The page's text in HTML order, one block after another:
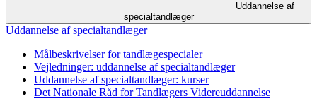
Uddannelse af
specialtandlæger
Uddannelse af specialtandlæger
Målbeskrivelser for tandlægespecialer
Vejledninger: uddannelse af specialtandlæger
Uddannelse af specialtandlæger: kurser
Det Nationale Råd for Tandlægers Videreuddannelse